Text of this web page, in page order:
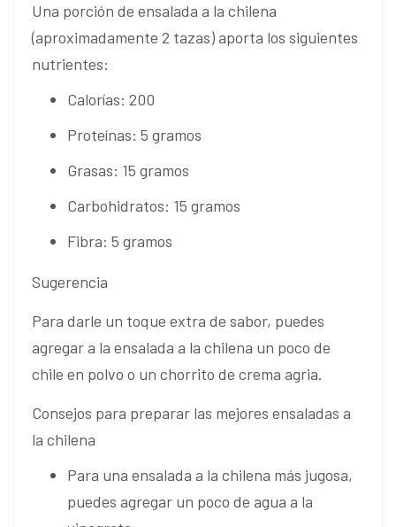
Una porción de ensalada a la chilena
(aproximadamente 2 tazas) aporta los siguientes
nutrientes:
Calorías: 200
Proteínas: 5 gramos
Grasas: 15 gramos
Carbohidratos: 15 gramos
Fibra: 5 gramos
Sugerencia
Para darle un toque extra de sabor, puedes
agregar a la ensalada a la chilena un poco de
chile en polvo o un chorrito de crema agria.
Consejos para preparar las mejores ensaladas a
la chilena
Para una ensalada a la chilena más jugosa,
puedes agregar un poco de agua a la